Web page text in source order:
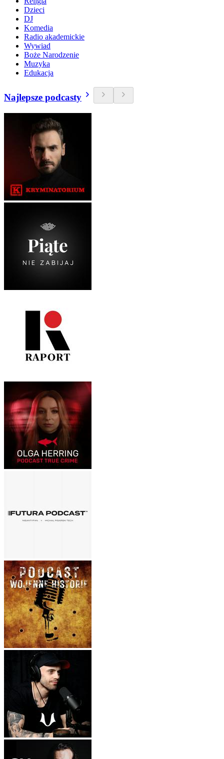
Dzieci
DJ
Komedia
Radio akademickie
Wywiad
Boże Narodzenie
Muzyka
Edukacja
Najlepsze podcasty